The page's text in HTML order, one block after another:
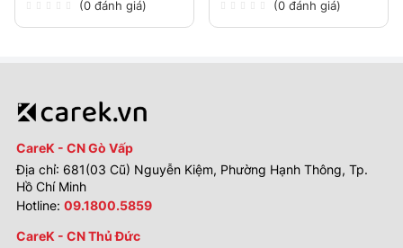
(0 đánh giá)
(0 đánh giá)
CareK - CN Gò Vấp
Địa chỉ: 681(03 Cũ) Nguyễn Kiệm, Phường Hạnh Thông, Tp.
Hồ Chí Minh
Hotline: 09.1800.5859
CareK - CN Thủ Đức